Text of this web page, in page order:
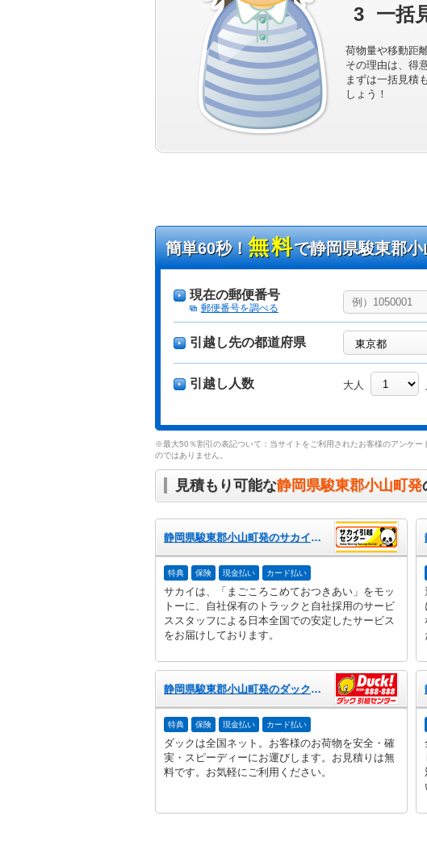
3 一括
荷物量や移動距
その理由は、得
まずは一括見積
しょう！
簡単60秒！無料で静岡県駿東郡
現在の郵便番号
郵便番号を調べる
引越し先の都道府県
引越し人数 大人
※最大50％割引の表記ついて：当サイトをご利用されたお客様のアンケ
のではありません。
見積もり可能な静岡県駿東郡小山町発
静岡県駿東郡小山町発のサカイ引越センター
特典 保険 現金払い カード払い
サカイは、「まごころこめておつきあい」をモッ
トーに、自社保有のトラックと自社採用のサービ
ススタッフによる日本全国での安定したサービス
をお届けしております。
静岡県駿東郡小山町発のダック引越センター
特典 保険 現金払い カード払い
ダックは全国ネット。お客様のお荷物を安全・確
実・スピーディーにお運びします。お見積りは無
料です。お気軽にご利用ください。